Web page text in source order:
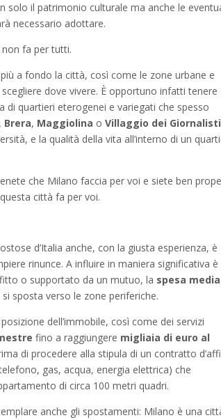
solo il patrimonio culturale ma anche le
necessario adottare.
fa per tutti.
a fondo la città, così come le zone urbane e
dove vivere. È opportuno infatti tenere
di quartieri eterogenei e variegati che spesso
, Brera, Maggiolina oVillaggio dei Giornalisti
e la qualità della vita all’interno di un
che Milano faccia per voi e siete ben
città fa per voi.
d’Italia anche, con la giusta esperienza, è
rinunce. A influire in maniera significativa è
o supportato da un mutuo, la spesa
sposta verso le zone periferiche.
dell’immobile, così come dei servizi
fino a raggiungere migliaia di euro al
di procedere alla stipula di un contratto
gas, acqua, energia elettrica) che
di circa 100 metri quadri.
anche gli spostamenti: Milano è una